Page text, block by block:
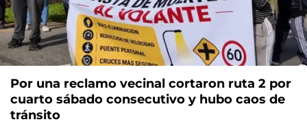
Por una reclamo vecinal cortaron ruta 2 por
cuarto sábado consecutivo y hubo caos de
tránsito